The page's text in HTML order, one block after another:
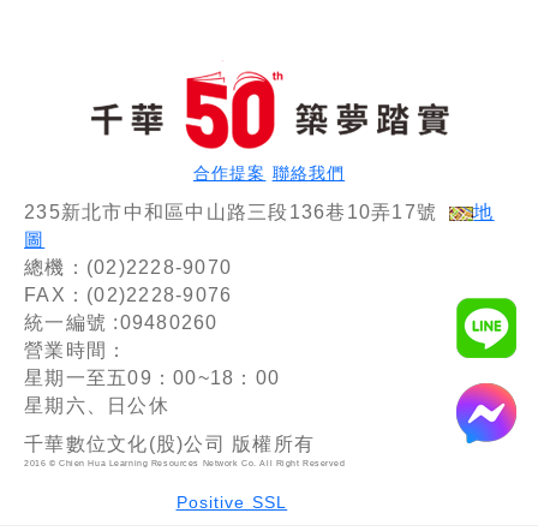
合作提案 聯絡我們
235新北市中和區中山路三段136巷10弄17號
地
圖
總機：(02)2228-9070
FAX：(02)2228-9076
統一編號 :09480260
營業時間：
星期一至五09：00~18：00
星期六、日公休
千華數位文化(股)公司 版權所有
2016 © Chien Hua Learning Resources Network Co. All Right Reserved
Positive SSL